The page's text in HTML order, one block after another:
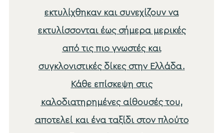
εκτυλίχθηκαν και συνεχίζουν να
εκτυλίσσονται έως σήμερα μερικές
από τις πιο γνωστές και
συγκλονιστικές δίκες στην Ελλάδα.
Κάθε επίσκεψη στις
καλοδιατηρημένες αίθουσές του,
αποτελεί και ένα ταξίδι στον πλούτο